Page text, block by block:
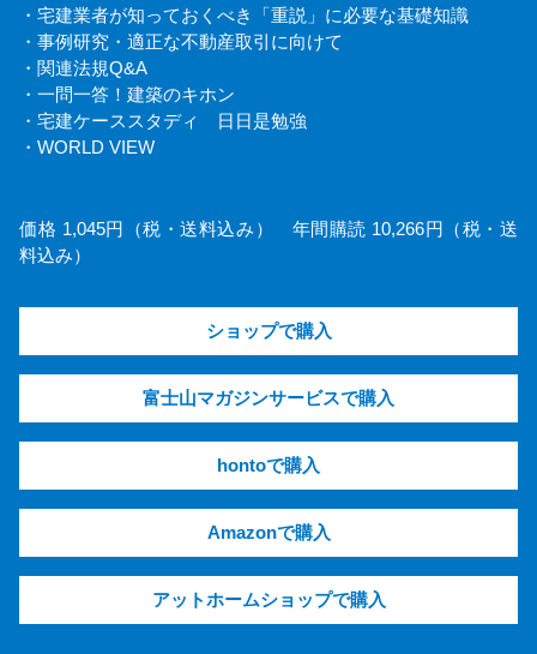
・宅建業者が知っておくべき「重説」に必要な基礎知識
・事例研究・適正な不動産取引に向けて
・関連法規Q&A
・一問一答！建築のキホン
・宅建ケーススタディ 日日是勉強
・WORLD VIEW
価格 1,045円（税・送料込み） 年間購読 10,266円（税・送
料込み）
ショップで購入
富士山マガジンサービスで購入
hontoで購入
Amazonで購入
アットホームショップで購入